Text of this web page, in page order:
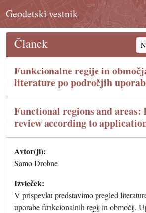
Geodetski vestnik
Članek
Funkcionalne regije in
literature po področjih
Functional regions and
review according to
Avtor(ji):
Samo Drobne
Izvleček:
V prispevku predstavimo pregled
uporabe funkcionalnih regij in območij.